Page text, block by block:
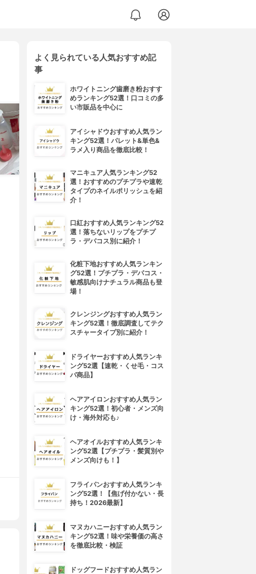
よく見られている人気おすすめ記
事
ホワイトニング歯磨き粉おすす
めランキング52選！口コミの多
い市販品を中心に
アイシャドウおすすめ人気ラン
キング52選！パレット&単色&
ラメ入り商品を徹底比較！
マニキュア人気ランキング52
選！おすすめのプチプラや速乾
タイプのネイルポリッシュを紹
介！
口紅おすすめ人気ランキング52
選！落ちないリップをプチプ
ラ・デパコス別に紹介！
化粧下地おすすめ人気ランキン
グ52選！プチプラ・デパコス・
敏感肌向けナチュラル商品も登
場！
クレンジングおすすめ人気ラン
キング52選！徹底調査してテク
スチャータイプ別に紹介！
ドライヤーおすすめ人気ランキ
ング52選【速乾・くせ毛・コス
パ商品】
ヘアアイロンおすすめ人気ラン
キング52選！初心者・メンズ向
け・海外対応も♪
ヘアオイルおすすめ人気ランキ
ング52選【プチプラ・髪質別や
メンズ向けも！】
フライパンおすすめ人気ランキ
ング52選！【焦げ付かない・長
持ち！2026最新】
マヌカハニーおすすめ人気ラン
キング52選！味や栄養価の高さ
を徹底比較・検証
ドッグフードおすすめ人気ラン